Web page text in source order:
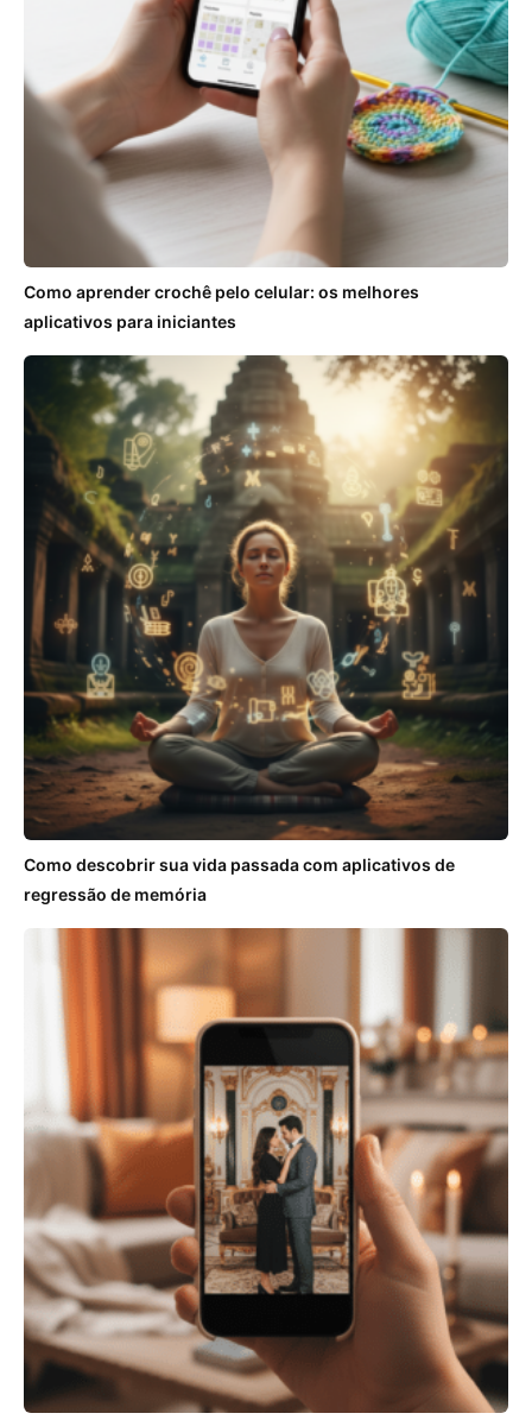
Como aprender crochê pelo celular: os melhores
aplicativos para iniciantes
Como descobrir sua vida passada com aplicativos de
regressão de memória